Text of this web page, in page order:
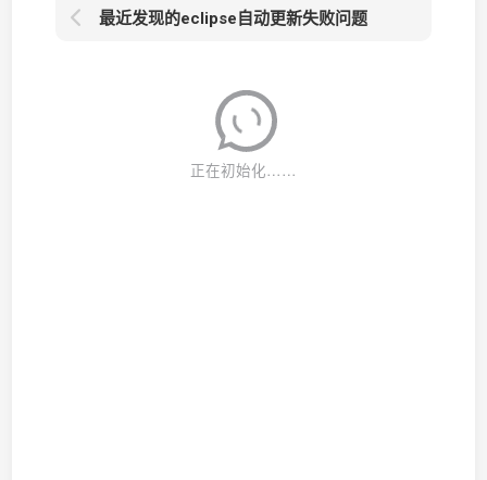
最近发现的eclipse自动更新失败问题